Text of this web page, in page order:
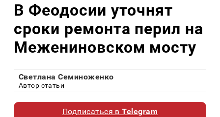
В Феодосии уточнят
сроки ремонта перил на
Межениновском мосту
Светлана Семиноженко
Автор статьи
Подписаться вTelegram